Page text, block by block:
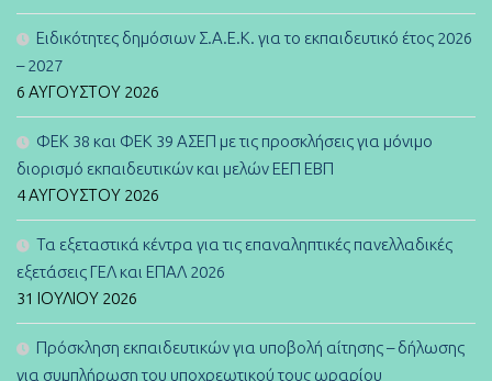
Ειδικότητες δημόσιων Σ.Α.Ε.Κ. για το εκπαιδευτικό έτος 2026
– 2027
6 ΑΥΓΟΎΣΤΟΥ 2026
ΦΕΚ 38 και ΦΕΚ 39 ΑΣΕΠ με τις προσκλήσεις για μόνιμο
διορισμό εκπαιδευτικών και μελών ΕΕΠ ΕΒΠ
4 ΑΥΓΟΎΣΤΟΥ 2026
Τα εξεταστικά κέντρα για τις επαναληπτικές πανελλαδικές
εξετάσεις ΓΕΛ και ΕΠΑΛ 2026
31 ΙΟΥΛΊΟΥ 2026
Πρόσκληση εκπαιδευτικών για υποβολή αίτησης – δήλωσης
για συμπλήρωση του υποχρεωτικού τους ωραρίου